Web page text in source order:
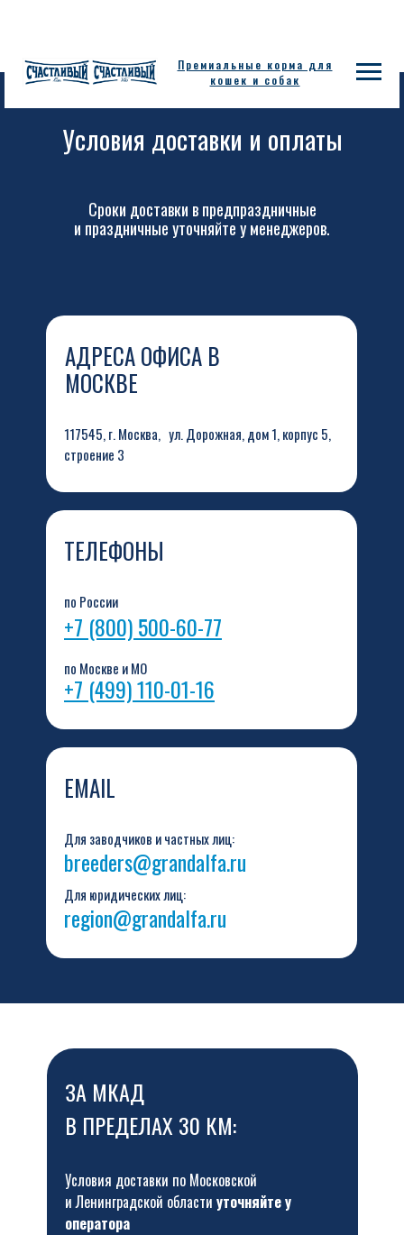
Премиальные корма для
кошек и собак
Условия доставки и оплаты
Сроки доставки в предпраздничные
и праздничные уточняйте у менеджеров.
EMAIL
Для заводчиков и частных лиц:
breeders@grandalfa.ru
Для юридических лиц:
region@grandalfa.ru
ТЕЛЕФОНЫ
по Москве и МО
+7 (800) 500-60-77
+7 (499) 110-01-16
по России
АДРЕСА ОФИСА В
МОСКВЕ
117545, г. Москва, ул. Дорожная, дом 1, корпус 5,
строение 3
ЗА МКАД
В ПРЕДЕЛАХ 30 КМ:
Условия доставки по Московской
и Ленинградской области уточняйте у
оператора